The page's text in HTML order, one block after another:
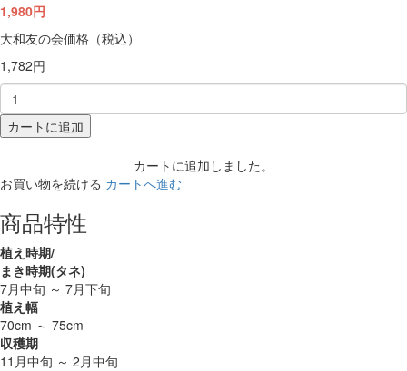
1,980円
大和友の会価格（税込）
1,782円
カートに追加
カートに追加しました。
お買い物を続ける カートへ進む
商品特性
植え時期/
まき時期(タネ)
7月中旬 ～ 7月下旬
植え幅
70cm ～ 75cm
収穫期
11月中旬 ～ 2月中旬